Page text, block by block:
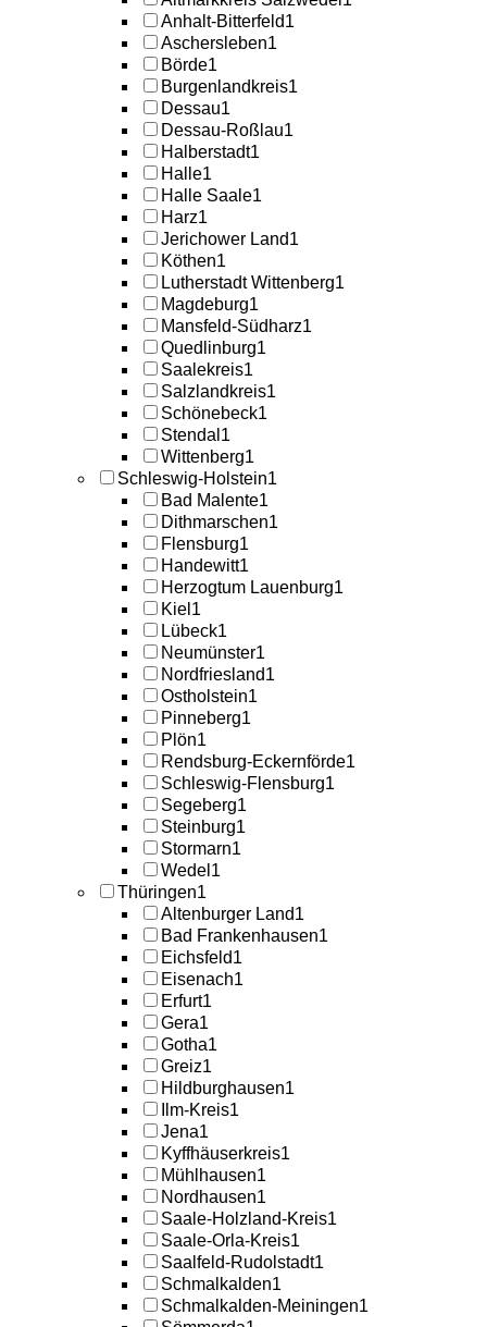
Anhalt-Bitterfeld1
Aschersleben1
Börde1
Burgenlandkreis1
Dessau1
Dessau-Roßlau1
Halberstadt1
Halle1
Halle Saale1
Harz1
Jerichower Land1
Köthen1
Lutherstadt Wittenberg1
Magdeburg1
Mansfeld-Südharz1
Quedlinburg1
Saalekreis1
Salzlandkreis1
Schönebeck1
Stendal 1
Wittenberg1
Schleswig-Holstein1
Bad Malente1
Dithmarschen1
Flensburg1
Handewitt1
Herzogtum Lauenburg1
Kiel 1
Lübeck1
Neumünster1
Nordfriesland1
Ostholstein1
Pinneberg1
Plön1
Rendsburg-Eckernförde1
Schleswig-Flensburg1
Segeberg1
Steinburg1
Stormarn1
Wedel 1
Thüringen1
Altenburger Land1
Bad Frankenhausen1
Eichsfeld1
Eisenach1
Erfurt1
Gera1
Gotha1
Greiz1
Hildburghausen1
Ilm-Kreis1
Jena1
Kyffhäuserkreis1
Mühlhausen1
Nordhausen1
Saale-Holzland-Kreis1
Saale-Orla-Kreis1
Saalfeld-Rudolstadt1
Schmalkalden1
Schmalkalden-Meiningen1